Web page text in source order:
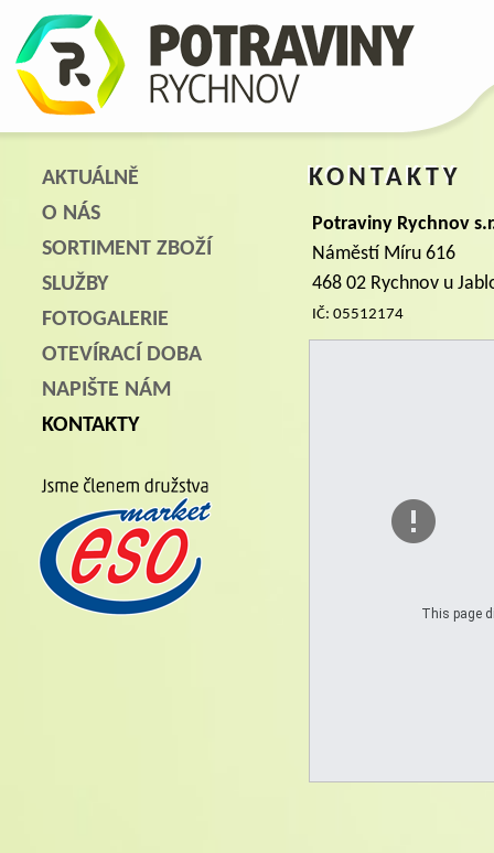
AKTUÁLNĚ
O NÁS
SORTIMENT ZBOŽÍ
SLUŽBY
FOTOGALERIE
OTEVÍRACÍ DOBA
NAPIŠTE NÁM
KONTAKTY
KONTAKTY
Potraviny Rychnov
Náměstí Míru 616
468 02 Rychnov u
IČ: 05512174
This page